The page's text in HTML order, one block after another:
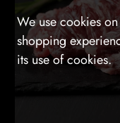
We use cookies
shopping
its use of cookies.